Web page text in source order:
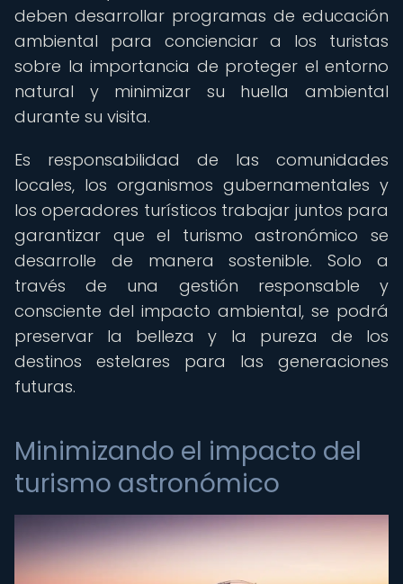
deben desarrollar programas de educación
ambiental para concienciar a los turistas
sobre la importancia de proteger el entorno
natural y minimizar su huella ambiental
durante su visita.
Es responsabilidad de las comunidades
locales, los organismos gubernamentales y
los operadores turísticos trabajar juntos para
garantizar que el turismo astronómico se
desarrolle de manera sostenible. Solo a
través de una gestión responsable y
consciente del impacto ambiental, se podrá
preservar la belleza y la pureza de los
destinos estelares para las generaciones
futuras.
Minimizando el impacto del
turismo astronómico